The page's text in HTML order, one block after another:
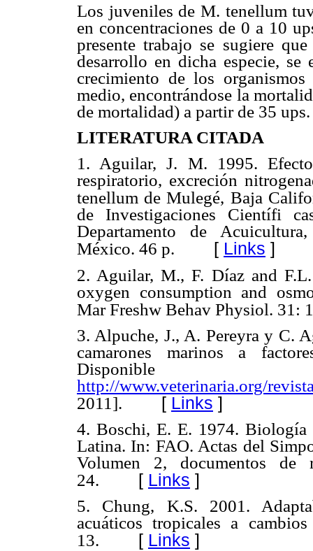
Los juveniles de M. tenellum
en concentraciones de 0 a 10
presente trabajo se sugiere
desarrollo en dicha especie,
crecimiento de los
medio, encontrándose la
de mortalidad) a partir de 35 ups.
LITERATURA CITADA
1. Aguilar, J. M. 1995.
respiratorio, excreción
tenellum de Mulegé, Baja
de Investigaciones Científi
Departamento de
México. 46 p. [ Links ]
2. Aguilar, M., F. Díaz and
oxygen consumption and
Mar Freshw Behav Physiol. 31:
3. Alpuche, J., A. Pereyra y C.
camarones marinos a
http://www.veterinaria.org/
2011]. [ Links ]
4. Boschi, E. E. 1974. Biología
Latina. In: FAO. Actas del
Volumen 2, documentos de
24. [ Links ]
5. Chung, K.S. 2001.
acuáticos tropicales a
13. [ Links ]